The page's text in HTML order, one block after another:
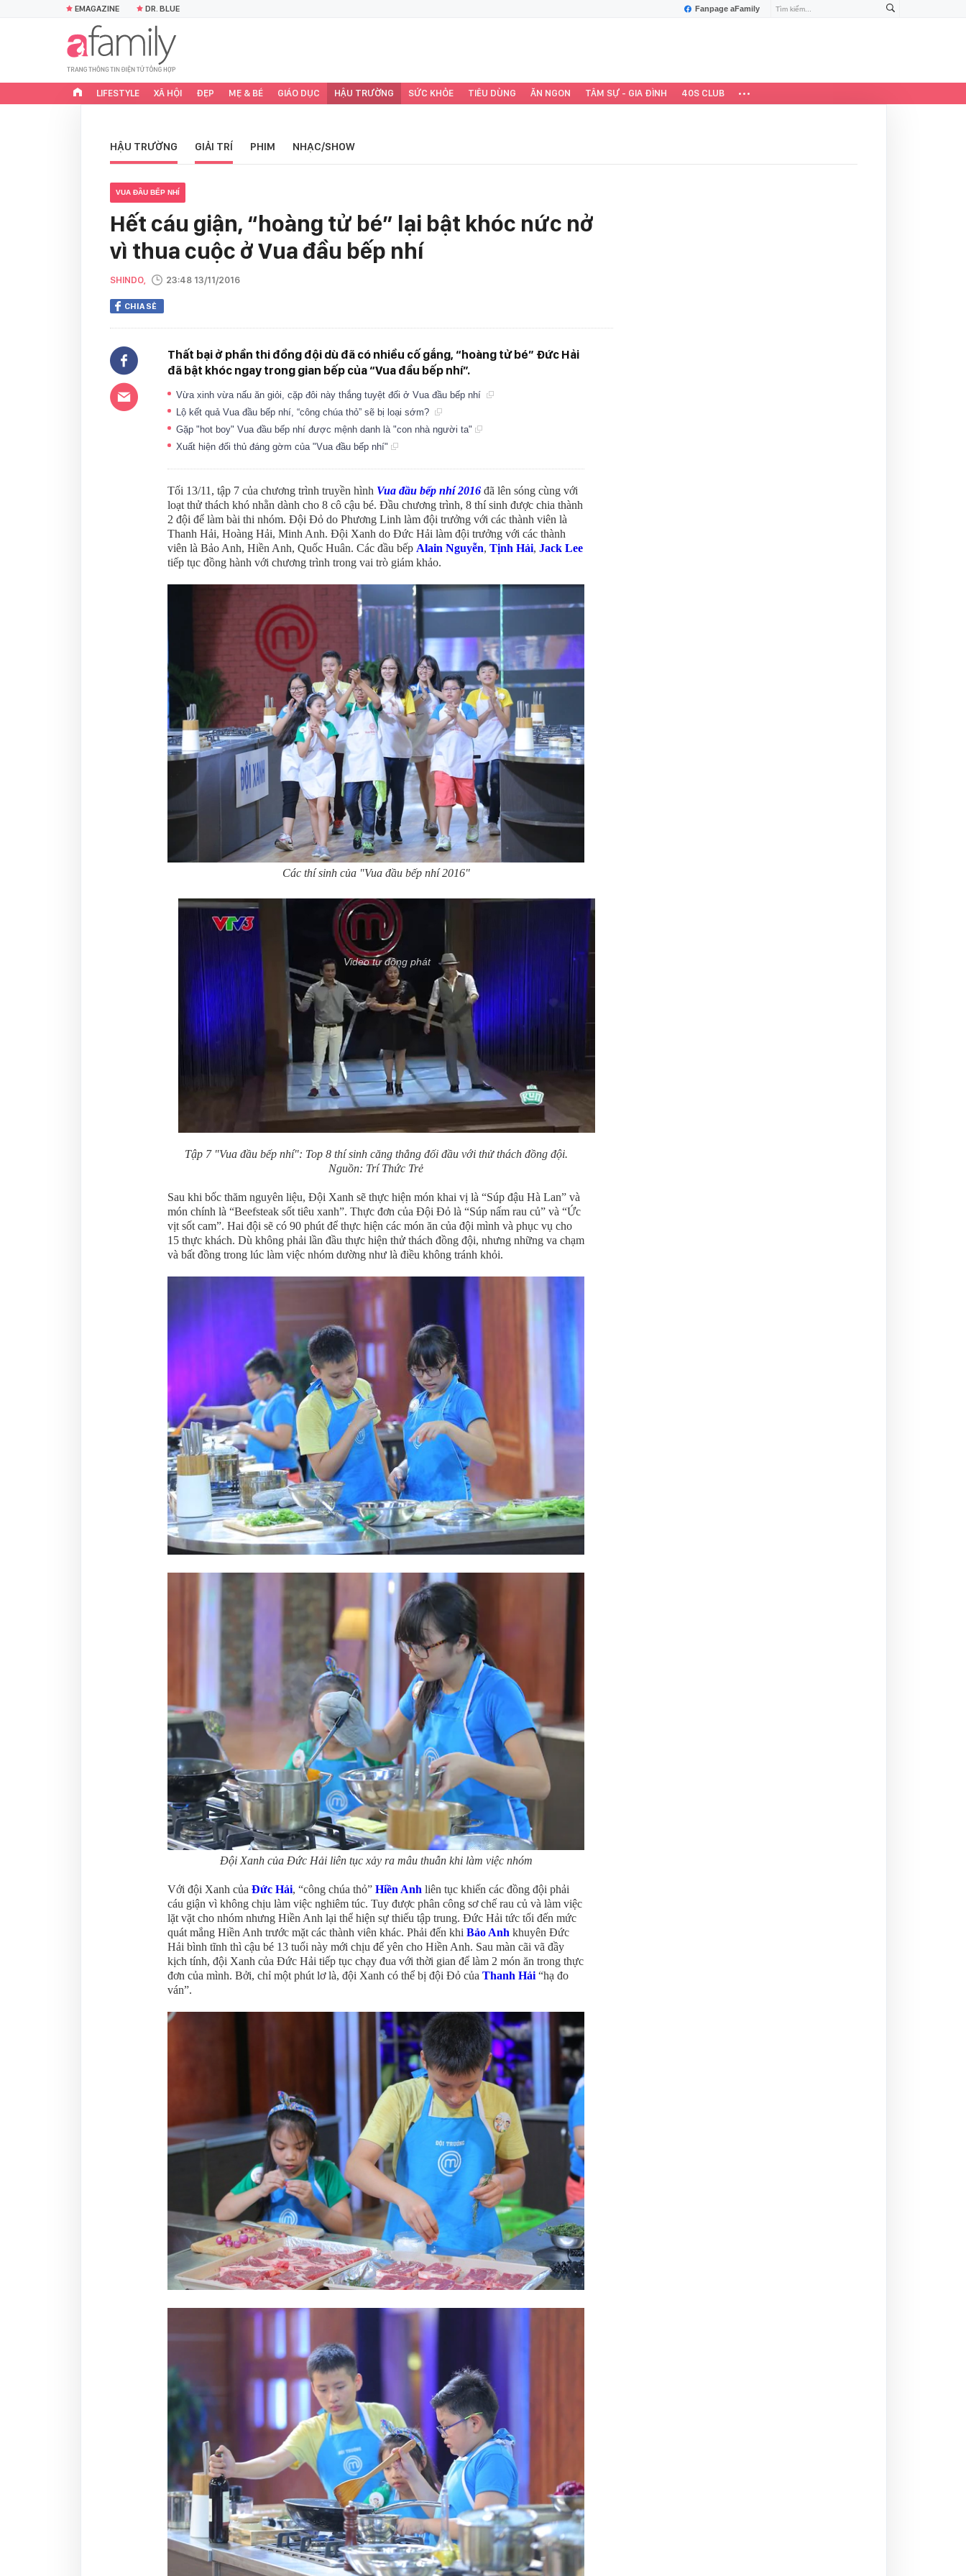
Fanpage aFamily
EMAGAZINE DR. BLUE
LIFESTYLE XÃ HỘI ĐẸP MẸ & BÉ GIÁO DỤC HẬU TRƯỜNG SỨC KHỎE TIÊU DÙNG ĂN NGON TÂM SỰ - GIA ĐÌNH 40S CLUB
HẬU TRƯỜNG GIẢI TRÍ PHIM NHẠC/SHOW
VUA ĐẦU BẾP NHÍ
Hết cáu giận, “hoàng tử bé” lại bật khóc nức nở
vì thua cuộc ở Vua đầu bếp nhí
SHINDO, 23:48 13/11/2016
CHIA SẺ
Thất bại ở phần thi đồng đội dù đã có nhiều cố gắng, “hoàng tử bé” Đức Hải
đã bật khóc ngay trong gian bếp của “Vua đầu bếp nhí”.
Vừa xinh vừa nấu ăn giỏi, cặp đôi này thắng tuyệt đối ở Vua đầu bếp nhí
Lộ kết quả Vua đầu bếp nhí, “công chúa thỏ” sẽ bị loại sớm?
Gặp "hot boy" Vua đầu bếp nhí được mệnh danh là "con nhà người ta"
Xuất hiện đối thủ đáng gờm của "Vua đầu bếp nhí"
Tối 13/11, tập 7 của chương trình truyền hình Vua đầu bếp nhí 2016 đã lên sóng cùng với
loạt thử thách khó nhằn dành cho 8 cô cậu bé. Đầu chương trình, 8 thí sinh được chia thành
2 đội để làm bài thi nhóm. Đội Đỏ do Phương Linh làm đội trưởng với các thành viên là
Thanh Hải, Hoàng Hải, Minh Anh. Đội Xanh do Đức Hải làm đội trưởng với các thành
viên là Bảo Anh, Hiền Anh, Quốc Huân. Các đầu bếp Alain Nguyễn, Tịnh Hải, Jack Lee
tiếp tục đồng hành với chương trình trong vai trò giám khảo.
Các thí sinh của "Vua đầu bếp nhí 2016"
Video tự động phát
Tập 7 "Vua đầu bếp nhí": Top 8 thí sinh căng thẳng đối đầu với thử thách đồng đội.
Nguồn: Trí Thức Trẻ
Sau khi bốc thăm nguyên liệu, Đội Xanh sẽ thực hiện món khai vị là “Súp đậu Hà Lan” và
món chính là “Beefsteak sốt tiêu xanh”. Thực đơn của Đội Đỏ là “Súp nấm rau củ” và “Ức
vịt sốt cam”. Hai đội sẽ có 90 phút để thực hiện các món ăn của đội mình và phục vụ cho
15 thực khách. Dù không phải lần đầu thực hiện thử thách đồng đội, nhưng những va chạm
và bất đồng trong lúc làm việc nhóm dường như là điều không tránh khỏi.
Đội Xanh của Đức Hải liên tục xảy ra mâu thuẫn khi làm việc nhóm
Với đội Xanh của Đức Hải, “công chúa thỏ” Hiền Anh liên tục khiến các đồng đội phải
cáu giận vì không chịu làm việc nghiêm túc. Tuy được phân công sơ chế rau củ và làm việc
lặt vặt cho nhóm nhưng Hiền Anh lại thể hiện sự thiếu tập trung. Đức Hải tức tối đến mức
quát mắng Hiền Anh trước mặt các thành viên khác. Phải đến khi Bảo Anh khuyên Đức
Hải bình tĩnh thì cậu bé 13 tuổi này mới chịu để yên cho Hiền Anh. Sau màn cãi vã đầy
kịch tính, đội Xanh của Đức Hải tiếp tục chạy đua với thời gian để làm 2 món ăn trong thực
đơn của mình. Bởi, chỉ một phút lơ là, đội Xanh có thể bị đội Đỏ của Thanh Hải “hạ đo
ván”.